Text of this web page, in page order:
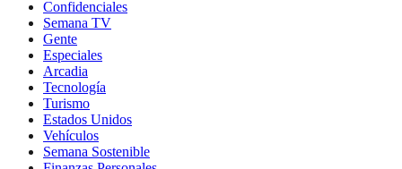
Confidenciales
Semana TV
Gente
Especiales
Arcadia
Tecnología
Turismo
Estados Unidos
Vehículos
Semana Sostenible